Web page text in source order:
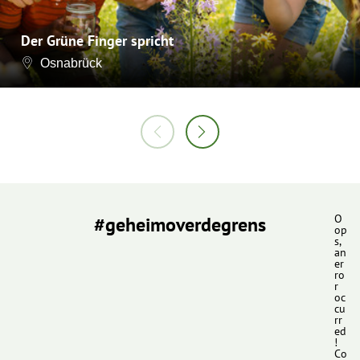
Der Grüne Finger spricht
Osnabrück
#geheimoverdegrens O
op
s,
an
er
ro
r
oc
cu
rr
ed
!
Co